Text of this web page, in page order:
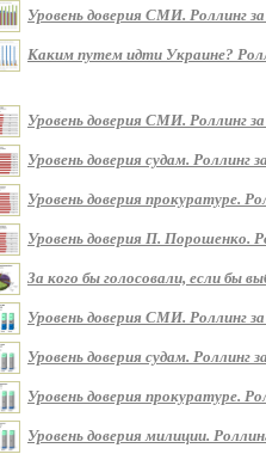
Уровень доверия СМИ. Роллинг
Каким путем идти Украине?
Уровень доверия СМИ. Роллинг
Уровень доверия судам. Роллинг
Уровень доверия прокуратуре.
Уровень доверия П. Порошенко.
За кого бы голосовали, если бы
Уровень доверия СМИ. Роллинг
Уровень доверия судам. Роллинг
Уровень доверия прокуратуре.
Уровень доверия милиции.